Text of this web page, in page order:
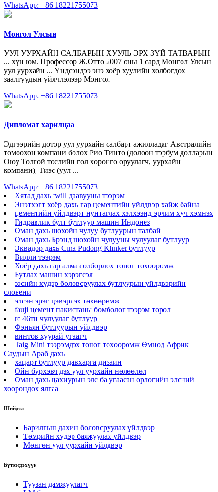
WhatsApp: +86 18221755073
Монгол Улсын
УУЛ УУРХАЙН САЛБАРЫН ХУУЛЬ ЭРХ ЗҮЙ ТАТВАРЫН
... хүн юм. Профессор Ж.Отто 2007 оны 1 сард Монгол Улсын
уул уурхайн ... Үндсэндээ энэ хоёр хуулийн холбогдох
заалтуудын үйлчлэлээр Монгол
WhatsApp: +86 18221755073
Дипломат харилцаа
Эдгээрийн дотор уул уурхайн салбарт ажилладаг Австралийн
томоохон компани болох Рио Тинто (долоон тэрбум долларын
Оюу Толгой төслийн гол хөрөнгө оруулагч, уурхайн
компани), Тиэс (уул ...
WhatsApp: +86 18221755073
Хятад дахь twill даавууны тээрэм
Энэтхэгт хоёр дахь гар цементийн үйлдвэр хайж байна
цементийн үйлдвэрт нунтаглах хэлхээнд эрчим хүч хэмнэх
Гидравлик булт бутлуур машин Индонез
Оман дахь шохойн чулуу бутлуурын талбай
Оман дахь Брэнд шохойн чулууны чулуулаг бутлуур
Эквадор дахь Cina Pudong Klinker бутлуур
Вилли тээрэм
Хоёр дахь гар алмаз олборлох тоног төхөөрөмж
Бутлах машин хэрэгсэл
зэсийн хүдэр боловсруулах бутлуурын үйлдвэрийн
словени
элсэн эрэг цэвэрлэх төхөөрөмж
fauji цемент пакистаны бөмбөлөг тээрэм төрөл
rc 46тн чулуулаг бутлуур
Фэньян бутлуурын үйлдвэр
винтов хуурай угаагч
Taig Mini тээрэмдэх тоног төхөөрөмж Өмнөд Африк
Саудын Араб дахь
хацарт бутлуур давхарга дизайн
Ойн бүрхэвч дэх уул уурхайн нөлөөлөл
Оман дахь цахиурын элс ба угаасан өрлөгийн элсний
хоорондох ялгаа
Шийдэл
Барилгын дахин боловсруулах үйлдвэр
Төмрийн хүдэр баяжуулах үйлдвэр
Мөнгөн уул уурхайн үйлдвэр
Бүтээгдэхүүн
Туузан дамжуулагч